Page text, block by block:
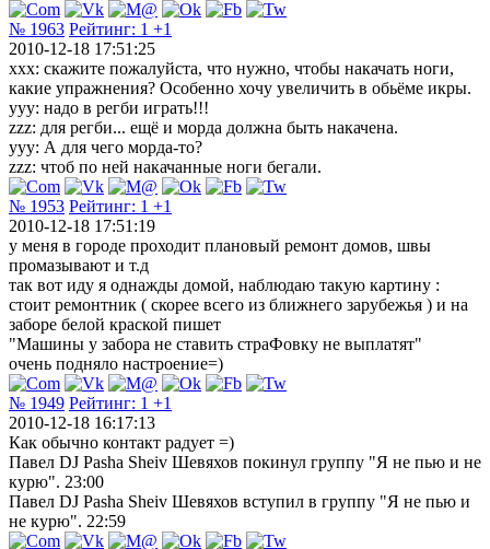
№ 1963 Рейтинг: 1 +1
2010-12-18 17:51:25
ххх: скажите пожалуйста, что нужно, чтобы накачать ноги,
какие упражнения? Особенно хочу увеличить в обьёме икры.
ууу: надо в регби играть!!!
zzz: для регби... ещё и морда должна быть накачена.
yyy: А для чего морда-то?
zzz: чтоб по ней накачанные ноги бегали.
№ 1953 Рейтинг: 1 +1
2010-12-18 17:51:19
у меня в городе проходит плановый ремонт домов, швы
промазывают и т.д
так вот иду я однажды домой, наблюдаю такую картину :
стоит ремонтник ( скорее всего из ближнего зарубежья ) и на
заборе белой краской пишет
"Машины у забора не ставить страФовку не выплатят"
очень подняло настроение=)
№ 1949 Рейтинг: 1 +1
2010-12-18 16:17:13
Как обычно контакт радует =)
Павел DJ Pasha Sheiv Шевяхов покинул группу "Я не пью и не
курю". 23:00
Павел DJ Pasha Sheiv Шевяхов вступил в группу "Я не пью и
не курю". 22:59